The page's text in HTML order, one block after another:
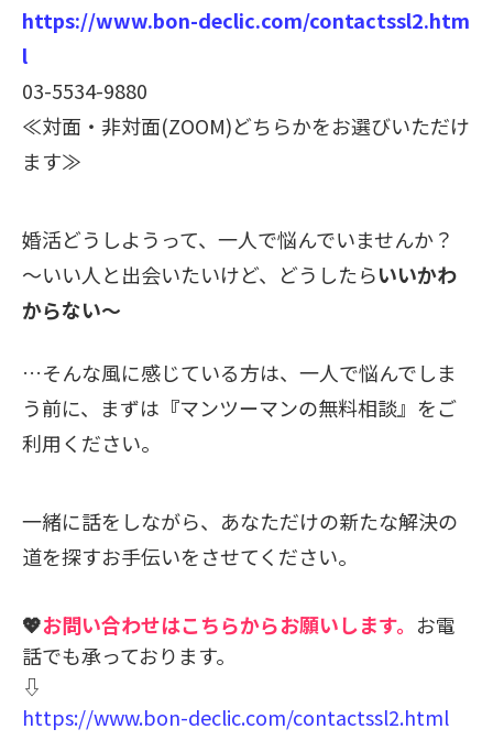
https://www.bon-declic.com/contactssl2.htm
l
03-5534-9880
≪対面・非対面(ZOOM)どちらかをお選びいただけ
ます≫
婚活どうしようって、一人で悩んでいませんか？
～いい人と出会いたいけど、どうしたらいいかわ
からない～
…そんな風に感じている方は、一人で悩んでしま
う前に、まずは 『マンツーマンの無料相談』 をご
利用ください。
一緒に話をしながら、あなただけの新たな解決の
道を探すお手伝いをさせてください。
💖お問い合わせはこちらからお願いします。 お電
話でも承っております。
⇩
https://www.bon-declic.com/contactssl2.html